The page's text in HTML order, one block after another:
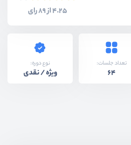
4.25 از 89 رای
تعداد جلسات:
64
نوع دوره:
ویژه / نقدی